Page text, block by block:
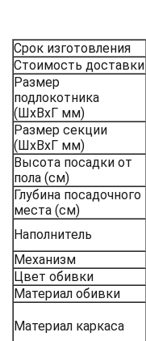
Срок изготовления
Стоимость доставки
Размер
подлокотника
(ШхВхГ мм)
Размер секции
(ШхВхГ мм)
Высота посадки от
пола (см)
Глубина посадочного
места (см)
Наполнитель
Механизм
Цвет обивки
Материал обивки
Материал каркаса